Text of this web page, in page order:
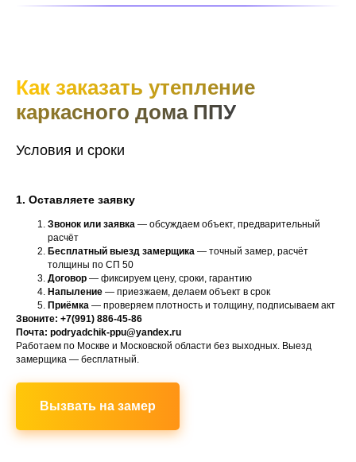
Как заказать утепление
каркасного дома ППУ
Условия и сроки
1. Оставляете заявку
Звонок или заявка — обсуждаем объект, предварительный
расчёт
Бесплатный выезд замерщика — точный замер, расчёт
толщины по СП 50
Договор — фиксируем цену, сроки, гарантию
Напыление — приезжаем, делаем объект в срок
Приёмка — проверяем плотность и толщину, подписываем акт
Звоните: +7(991) 886-45-86
Почта: podryadchik-ppu@yandex.ru
Работаем по Москве и Московской области без выходных. Выезд
замерщика — бесплатный.
Вызвать на замер